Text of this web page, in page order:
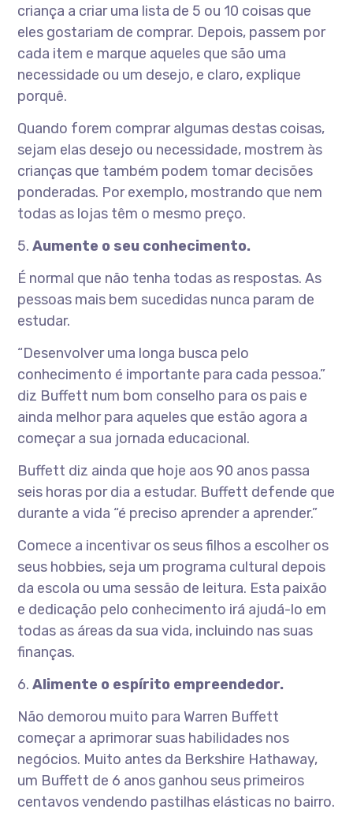
criança a criar uma lista de 5 ou 10 coisas que
eles gostariam de comprar. Depois, passem por
cada item e marque aqueles que são uma
necessidade ou um desejo, e claro, explique
porquê.
Quando forem comprar algumas destas coisas,
sejam elas desejo ou necessidade, mostrem às
crianças que também podem tomar decisões
ponderadas. Por exemplo, mostrando que nem
todas as lojas têm o mesmo preço.
5.Aumente o seu conhecimento.
É normal que não tenha todas as respostas. As
pessoas mais bem sucedidas nunca param de
estudar.
“Desenvolver uma longa busca pelo
conhecimento é importante para cada pessoa.”
diz Buffett num bom conselho para os pais e
ainda melhor para aqueles que estão agora a
começar a sua jornada educacional.
Buffett diz ainda que hoje aos 90 anos passa
seis horas por dia a estudar. Buffett defende que
durante a vida “é preciso aprender a aprender.”
Comece a incentivar os seus filhos a escolher os
seus hobbies, seja um programa cultural depois
da escola ou uma sessão de leitura. Esta paixão
e dedicação pelo conhecimento irá ajudá-lo em
todas as áreas da sua vida, incluindo nas suas
finanças.
6.Alimente o espírito empreendedor.
Não demorou muito para Warren Buffett
começar a aprimorar suas habilidades nos
negócios. Muito antes da Berkshire Hathaway,
um Buffett de 6 anos ganhou seus primeiros
centavos vendendo pastilhas elásticas no bairro.